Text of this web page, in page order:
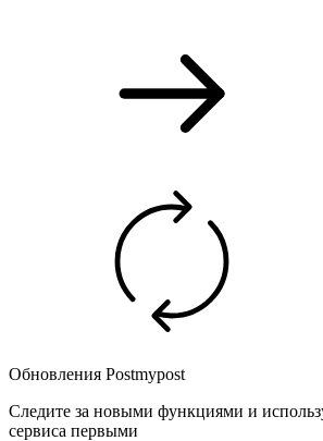
Обновления Postmypost
Следите за новыми функциями и
сервиса первыми